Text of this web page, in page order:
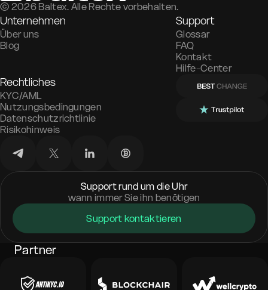
© 2026 Baltex. Alle Rechte vorbehalten.
Unternehmen
Über uns
Blog
Support
Glossar
FAQ
Kontakt
Hilfe-Center
Rechtliches
KYC/AML
Nutzungsbedingungen
Datenschutzrichtlinie
Risikohinweis
Support rund um die Uhr
wann immer Sie ihn benötigen
Support kontaktieren
Partner